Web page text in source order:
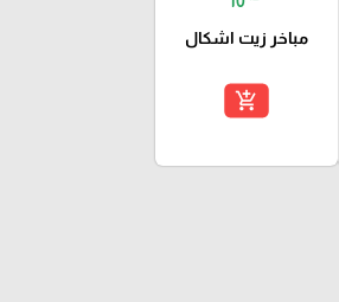
مباخر زيت اشكال
add_shopping_cart